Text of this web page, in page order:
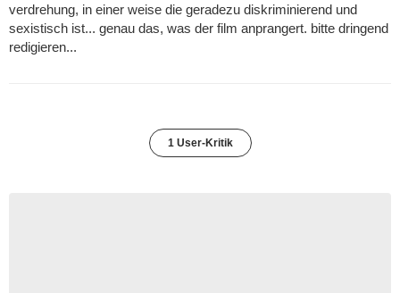
verdrehung, in einer weise die geradezu diskriminierend und
sexistisch ist... genau das, was der film anprangert. bitte dringend
redigieren...
1 User-Kritik